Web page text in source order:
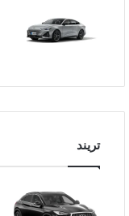
تريند